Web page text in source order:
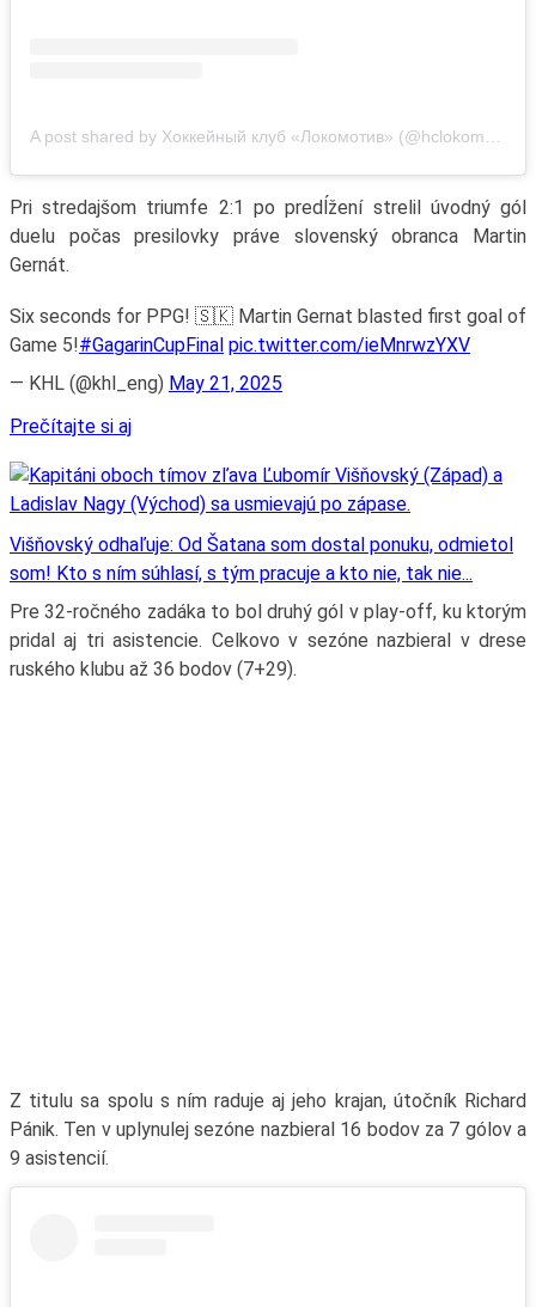
A post shared by Хоккейный клуб «Локомотив» (@hclokomotiv)
Pri stredajšom triumfe 2:1 po predĺžení strelil úvodný gól
duelu počas presilovky práve slovenský obranca Martin
Gernát.
Six seconds for PPG! 🇸🇰 Martin Gernat blasted first goal of
Game 5!#GagarinCupFinal pic.twitter.com/ieMnrwzYXV
— KHL (@khl_eng) May 21, 2025
Prečítajte si aj
Višňovský odhaľuje: Od Šatana som dostal ponuku, odmietol
som! Kto s ním súhlasí, s tým pracuje a kto nie, tak nie...
Pre 32-ročného zadáka to bol druhý gól v play-off, ku ktorým
pridal aj tri asistencie. Celkovo v sezóne nazbieral v drese
ruského klubu až 36 bodov (7+29).
Z titulu sa spolu s ním raduje aj jeho krajan, útočník Richard
Pánik. Ten v uplynulej sezóne nazbieral 16 bodov za 7 gólov a
9 asistencií.